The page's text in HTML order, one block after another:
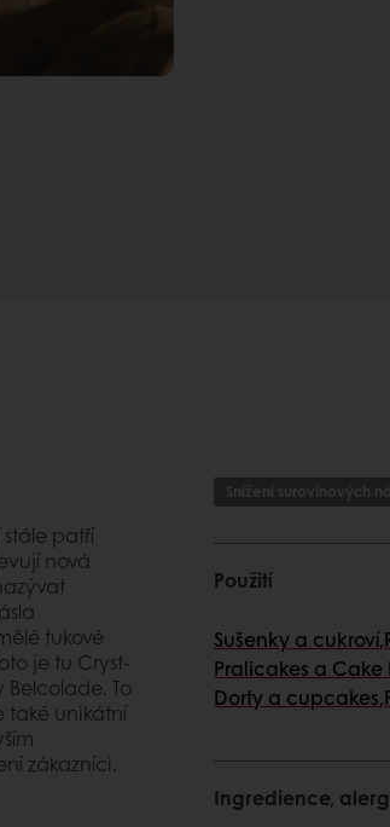
patří
nová
tukové
je tu Cryst-
To
také unikátní
zákazníci.
Snížení surovinových
Použití
Sušenky a cukroví,
Pralicakes a Cake
Dorty a cupcakes,
Ingredience,